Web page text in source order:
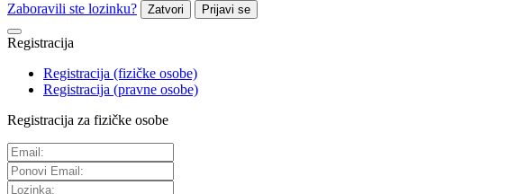
Zaboravili ste lozinku? Zatvori Prijavi se
Registracija
Registracija (fizičke osobe)
Registracija (pravne osobe)
Registracija za fizičke osobe